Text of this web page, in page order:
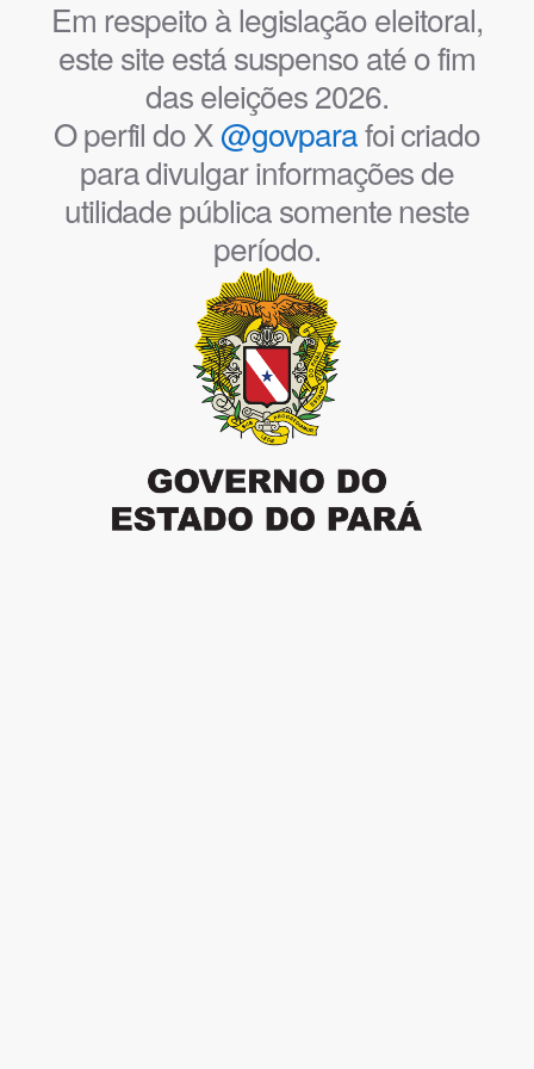
Em respeito à legislação eleitoral,
este site está suspenso até o fim
das eleições 2026.
O perfil do X@govparafoi criado
para divulgar informações de
utilidade pública somente neste
período.